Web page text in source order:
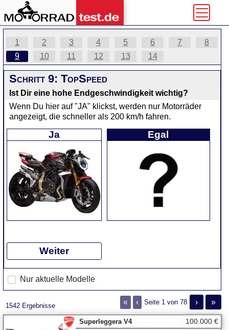
1 2 3 4 5 6 7
8
9
10 11 12 13 14
Schritt 9: TopSpeed
Ist Dir eine hohe Endgeschwindigkeit wichtig?
Wenn Du hier auf "JA" klickst, werden nur Motorräder
angezeigt, die schneller als 200 km/h fahren.
Ja Egal
Weiter
Nur aktuelle Modelle
1542 Ergebnisse « ‹ Seite 1 von 78 › »
Superleggera V4 100.000 €